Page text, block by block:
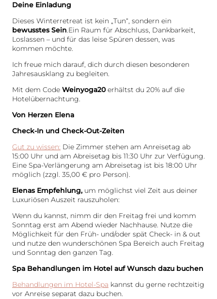
Das Wald Spa Resort
Zimmer & Preise
Wellness
Kulinarium
Pfalz & Elsass
Deine Einladung
Dieses Winterretreat ist kein „Tun“, sondern ein
bewusstes Sein.Ein Raum für Abschluss, Dankbarkeit,
Loslassen – und für das leise Spüren dessen, was
kommen möchte.
Ich freue mich darauf, dich durch diesen besonderen
Jahresausklang zu begleiten.
Mit dem Code Weinyoga20erhältst du 20% auf die
Hotelübernachtung.
Von Herzen Elena
Check-In und Check-Out-Zeiten
Gut zu wissen: Die Zimmer stehen am Anreisetag ab
15:00 Uhr und am Abreisetag bis 11:30 Uhr zur Verfügung.
Eine Spa-Verlängerung am Abreisetag ist bis 18:00 Uhr
möglich (zzgl. 35,00 € pro Person).
Elenas Empfehlung, um möglichst viel Zeit aus deiner
Luxuriösen Auszeit rauszuholen:
Wenn du kannst, nimm dir den Freitag frei und komm
Sonntag erst am Abend wieder Nachhause. Nutze die
Möglichkeit für den Früh- und/oder spät Check- in & out
und nutze den wunderschönen Spa Bereich auch Freitag
und Sonntag den ganzen Tag.
Spa Behandlungen im Hotel auf Wunsch dazu buchen
Behandlungen im Hotel-Spa kannst du gerne rechtzeitig
vor Anreise separat dazu buchen.